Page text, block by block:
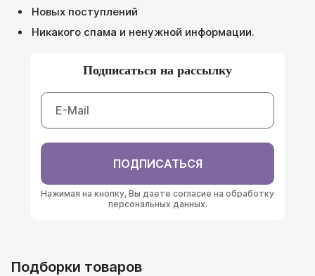
Новых поступлений
Никакого спама и ненужной информации.
Подписаться на рассылку
ПОДПИСАТЬСЯ
Нажимая на кнопку, Вы даете согласие на обработку
персональных данных.
Подборки товаров